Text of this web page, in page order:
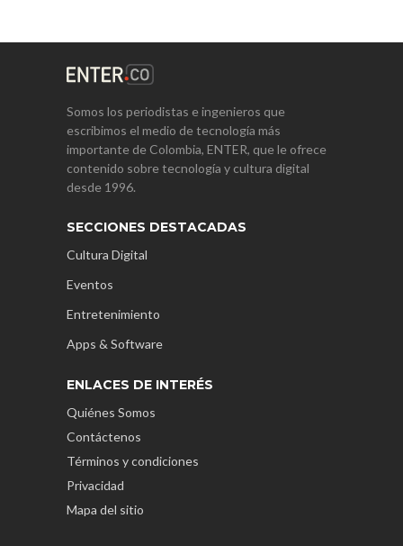
Somos los periodistas e ingenieros que
escribimos el medio de tecnología más
importante de Colombia, ENTER, que le ofrece
contenido sobre tecnología y cultura digital
desde 1996.
SECCIONES DESTACADAS
Cultura Digital
Eventos
Entretenimiento
Apps & Software
ENLACES DE INTERÉS
Quiénes Somos
Contáctenos
Términos y condiciones
Privacidad
Mapa del sitio